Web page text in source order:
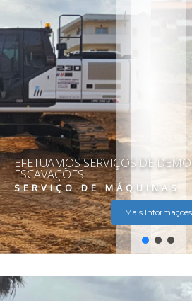
EFETUAMOS SERVIÇOS DE
ESCAVAÇÕES
SERVIÇO DE MÁQUINAS
Mais Informações